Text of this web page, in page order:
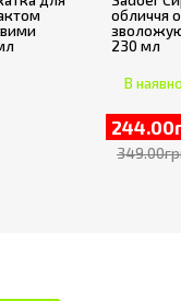
обличчя
230 мл
В